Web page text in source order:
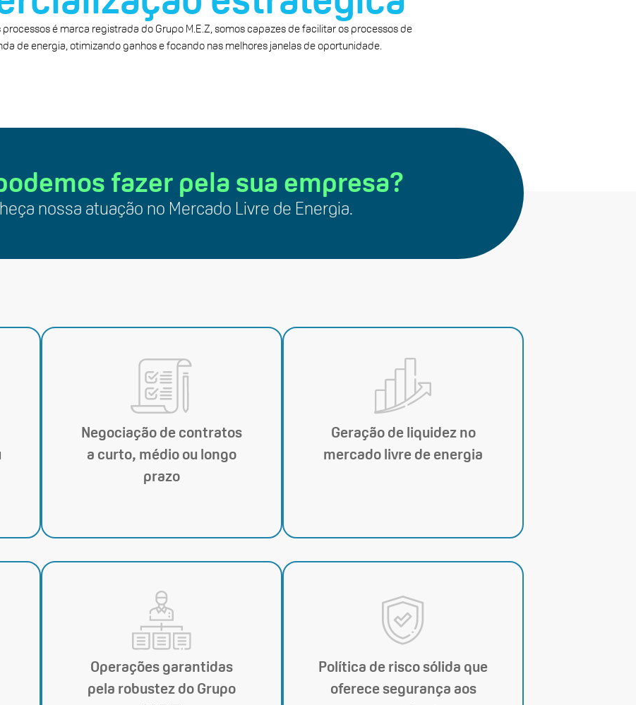
é marca registrada do Grupo M.E.Z, somos capazes de facilitar os processos de
de energia, otimizando ganhos e focando nas melhores janelas de oportunidade.
fazer pela sua empresa?
nossa atuação no Mercado Livre de Energia.
Negociação de contratos
a curto, médio ou longo
prazo
Geração de liquidez no
mercado livre de energia
Operações garantidas
pela robustez do Grupo
Política de risco sólida que
oferece segurança aos